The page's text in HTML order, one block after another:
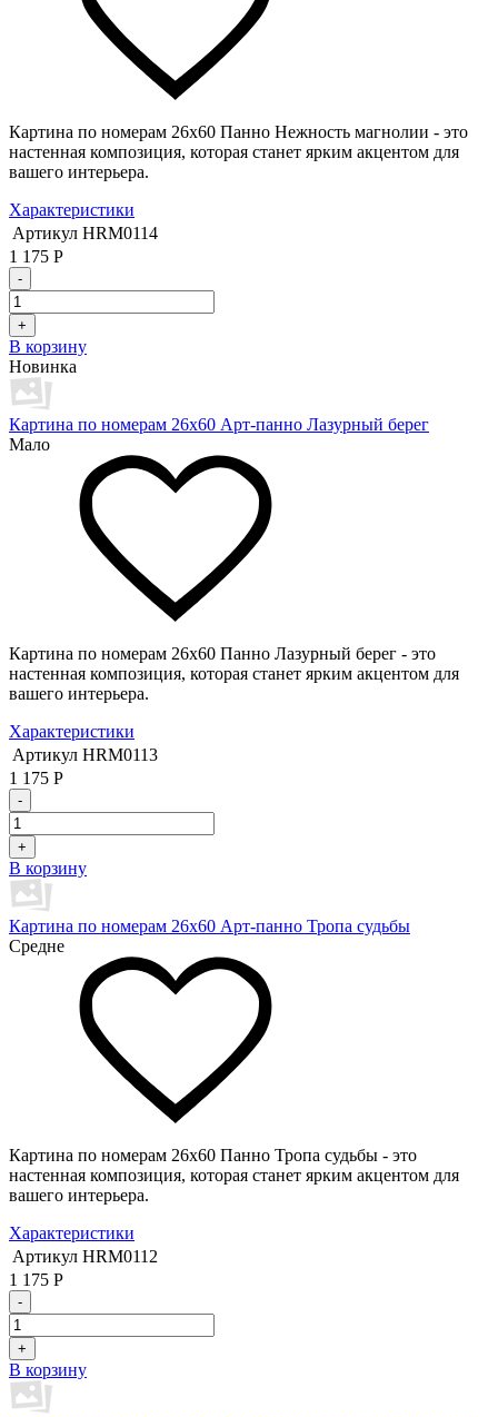
Картина по номерам 26х60 Панно Нежность магнолии - это
настенная композиция, которая станет ярким акцентом для
вашего интерьера.
Характеристики
Артикул HRM0114
1 175 Р
-
+
В корзину
Новинка
Картина по номерам 26х60 Арт-панно Лазурный берег
Мало
Картина по номерам 26х60 Панно Лазурный берег - это
настенная композиция, которая станет ярким акцентом для
вашего интерьера.
Характеристики
Артикул HRM0113
1 175 Р
-
+
В корзину
Картина по номерам 26х60 Арт-панно Тропа судьбы
Средне
Картина по номерам 26х60 Панно Тропа судьбы - это
настенная композиция, которая станет ярким акцентом для
вашего интерьера.
Характеристики
Артикул HRM0112
1 175 Р
-
+
В корзину